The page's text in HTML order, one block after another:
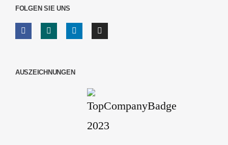
FOLGEN SIE UNS
AUSZEICHNUNGEN